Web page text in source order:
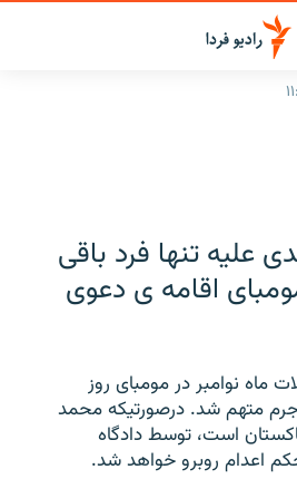
علیه تنها فرد باقی
اقامه ی دعوی
ماه نوامبر در مومبای روز
جرم متهم شد. درصورتیکه محمد
است، توسط دادگاه
اعدام روبرو خواهد شد.